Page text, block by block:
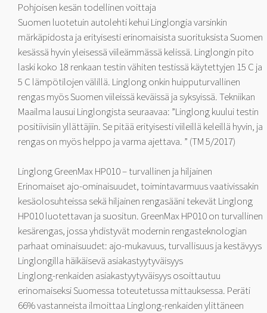
Pohjoisen kesän todellinen voittaja
Suomen luotetuin autolehti kehui Linglongia varsinkin
märkäpidosta ja erityisesti erinomaisista suorituksista Suomen
kesässä hyvin yleisessä viileämmässä kelissä. Linglongin pito
laski koko 18 renkaan testin vähiten testissä käytettyjen 15 C ja
5 C lämpötilojen välillä. Linglong onkin huipputurvallinen
rengas myös Suomen viileissä keväissä ja syksyissä. Tekniikan
Maailma lausui Linglongista seuraavaa: ”Linglong kuului testin
positiivisiin yllättäjiin. Se pitää erityisesti viileillä keleillä hyvin, ja
rengas on myös helppo ja varma ajettava. ” (TM 5/2017)
Linglong GreenMax HP010 – turvallinen ja hiljainen
Erinomaiset ajo-ominaisuudet, toimintavarmuus vaativissakin
kesäolosuhteissa sekä hiljainen rengasääni tekevät Linglong
HP010 luotettavan ja suositun. GreenMax HP010 on turvallinen
kesärengas, jossa yhdistyvät modernin rengasteknologian
parhaat ominaisuudet: ajo-mukavuus, turvallisuus ja kestävyys
Linglongilla häikäisevä asiakastyytyväisyys
Linglong-renkaiden asiakastyytyväisyys osoittautuu
erinomaiseksi Suomessa toteutetussa mittauksessa. Peräti
66% vastanneista ilmoittaa Linglong-renkaiden ylittäneen